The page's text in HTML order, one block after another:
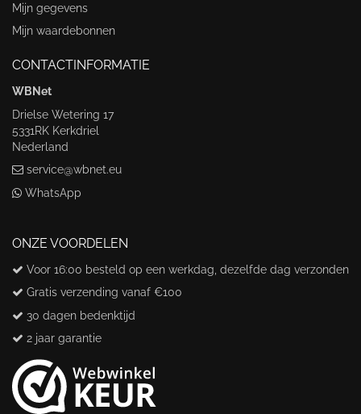
Mijn gegevens
Mijn waardebonnen
CONTACTINFORMATIE
WBNet
Drielse Wetering 17
5331RK Kerkdriel
Nederland
service@wbnet.eu
WhatsApp
ONZE VOORDELEN
Voor 16:00 besteld op een werkdag, dezelfde dag verzonden
Gratis verzending vanaf €100
30 dagen bedenktijd
2 jaar garantie